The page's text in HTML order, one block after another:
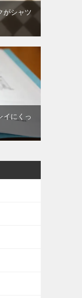
がシャツ
にくっ